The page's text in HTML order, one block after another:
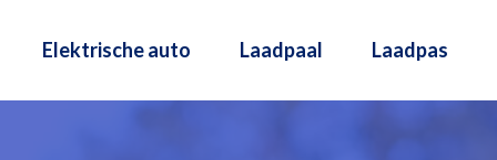
Elektrische auto Laadpaal Laadpas